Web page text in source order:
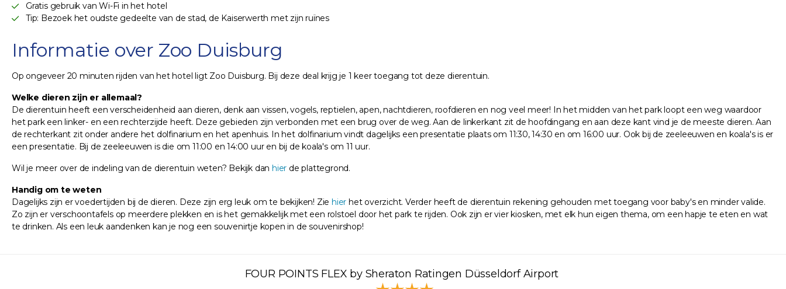
Gratis gebruik van Wi-Fi in het hotel
Tip: Bezoek het oudste gedeelte van de stad, de Kaiserwerth met zijn ruïnes
Informatie over Zoo Duisburg
Op ongeveer 20 minuten rijden van het hotel ligt Zoo Duisburg. Bij deze deal krijg je 1 keer toegang tot deze dierentuin.
Welke dieren zijn er allemaal?
De dierentuin heeft een verscheidenheid aan dieren, denk aan vissen, vogels, reptielen, apen, nachtdieren, roofdieren en nog veel meer! In het midden van het park loopt een weg waardoor
het park een linker- en een rechterzijde heeft. Deze gebieden zijn verbonden met een brug over de weg. Aan de linkerkant zit de hoofdingang en aan deze kant vind je de meeste dieren. Aan
de rechterkant zit onder andere het dolfinarium en het apenhuis. In het dolfinarium vindt dagelijks een presentatie plaats om 11:30, 14:30 en om 16:00 uur. Ook bij de zeeleeuwen en koala's is er
een presentatie. Bij de zeeleeuwen is die om 11:00 en 14:00 uur en bij de koala's om 11 uur.
Wil je meer over de indeling van de dierentuin weten? Bekijk dan hier de plattegrond.
Handig om te weten
Dagelijks zijn er voedertijden bij de dieren. Deze zijn erg leuk om te bekijken! Zie hier het overzicht. Verder heeft de dierentuin rekening gehouden met toegang voor baby's en minder valide.
Zo zijn er verschoontafels op meerdere plekken en is het gemakkelijk met een rolstoel door het park te rijden. Ook zijn er vier kiosken, met elk hun eigen thema, om een hapje te eten en wat
te drinken. Als een leuk aandenken kan je nog een souvenirtje kopen in de souvenirshop!
FOUR POINTS FLEX by Sheraton Ratingen Düsseldorf Airport